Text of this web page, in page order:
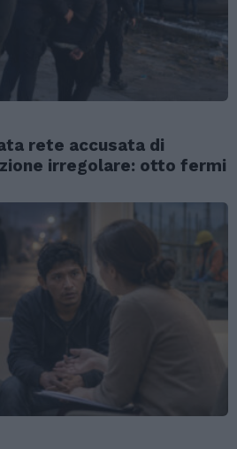
rete accusata di
irregolare: otto fermi